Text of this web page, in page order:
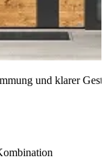
und klarer